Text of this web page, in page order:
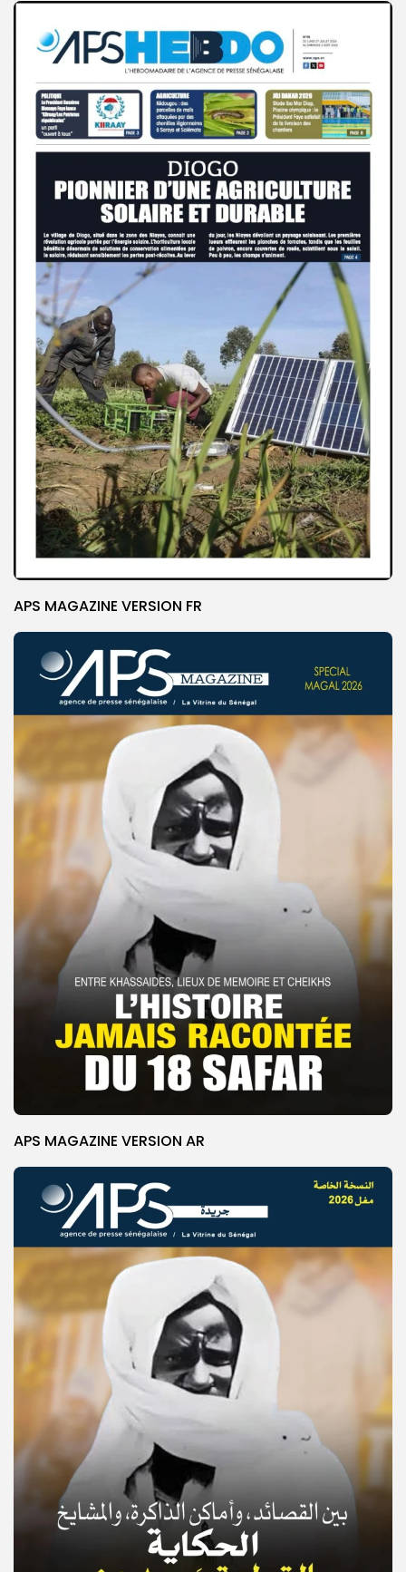
APS MAGAZINE VERSION FR
APS MAGAZINE VERSION AR